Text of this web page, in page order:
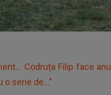
Codruța Filip face
o serie de..."